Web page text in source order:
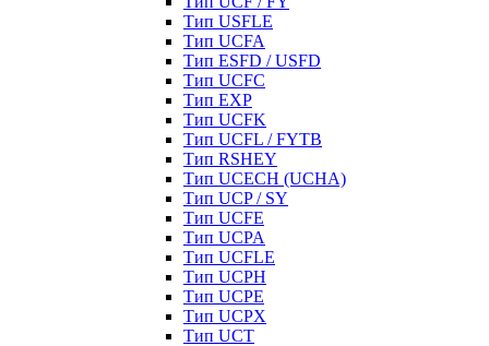
Тип USFLE
Тип UCFA
Тип ESFD / USFD
Тип UCFC
Тип EXP
Тип UCFK
Тип UCFL / FYTB
Тип RSHEY
Тип UCECH (UCHA)
Тип UCP / SY
Тип UCFE
Тип UCPA
Тип UCFLE
Тип UCPH
Тип UCPE
Тип UCPX
Тип UCT